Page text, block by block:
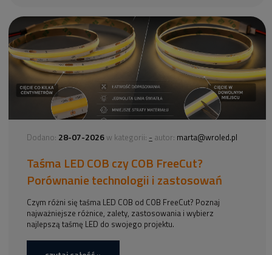
Dodano: 28-07-2026 w kategorii: - autor: marta@wroled.pl
Taśma LED COB czy COB FreeCut?
Porównanie technologii i zastosowań
Czym różni się taśma LED COB od COB FreeCut? Poznaj
najważniejsze różnice, zalety, zastosowania i wybierz
najlepszą taśmę LED do swojego projektu.